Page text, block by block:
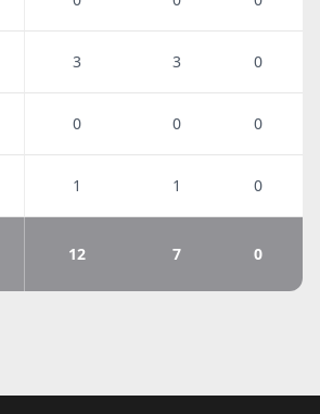
3 3 0
0 0 0
1 1 0
12 7 0